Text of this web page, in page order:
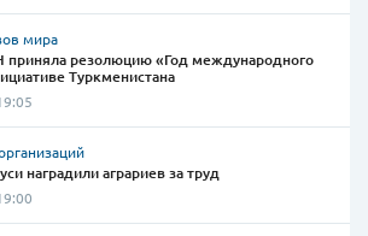
мира
приняла резолюцию «Год международного
Туркменистана
наградили аграриев за труд